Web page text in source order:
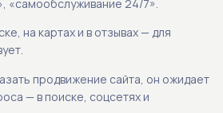
«самообслуживание 24/7».
на картах и в отзывах — для
продвижение сайта, он ожидает
— в поиске, соцсетях и